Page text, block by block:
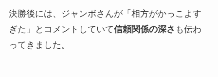
決勝後には、ジャンボさんが「相方がかっこよす
ぎた」とコメントしていて信頼関係の深さ も伝わ
ってきました。